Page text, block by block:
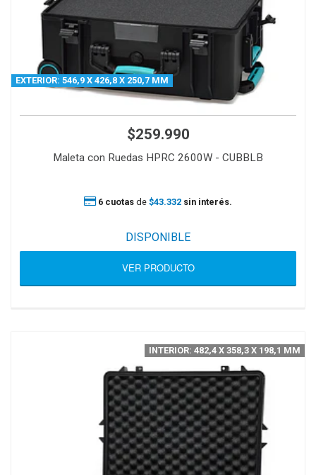
EXTERIOR: 546,9 X 426,8 X 250,7 MM
$259.990
Maleta con Ruedas HPRC 2600W - CUBBLB
6 cuotas de $43.332 sin interés.
DISPONIBLE
VER PRODUCTO
INTERIOR: 482,4 X 358,3 X 198,1 MM